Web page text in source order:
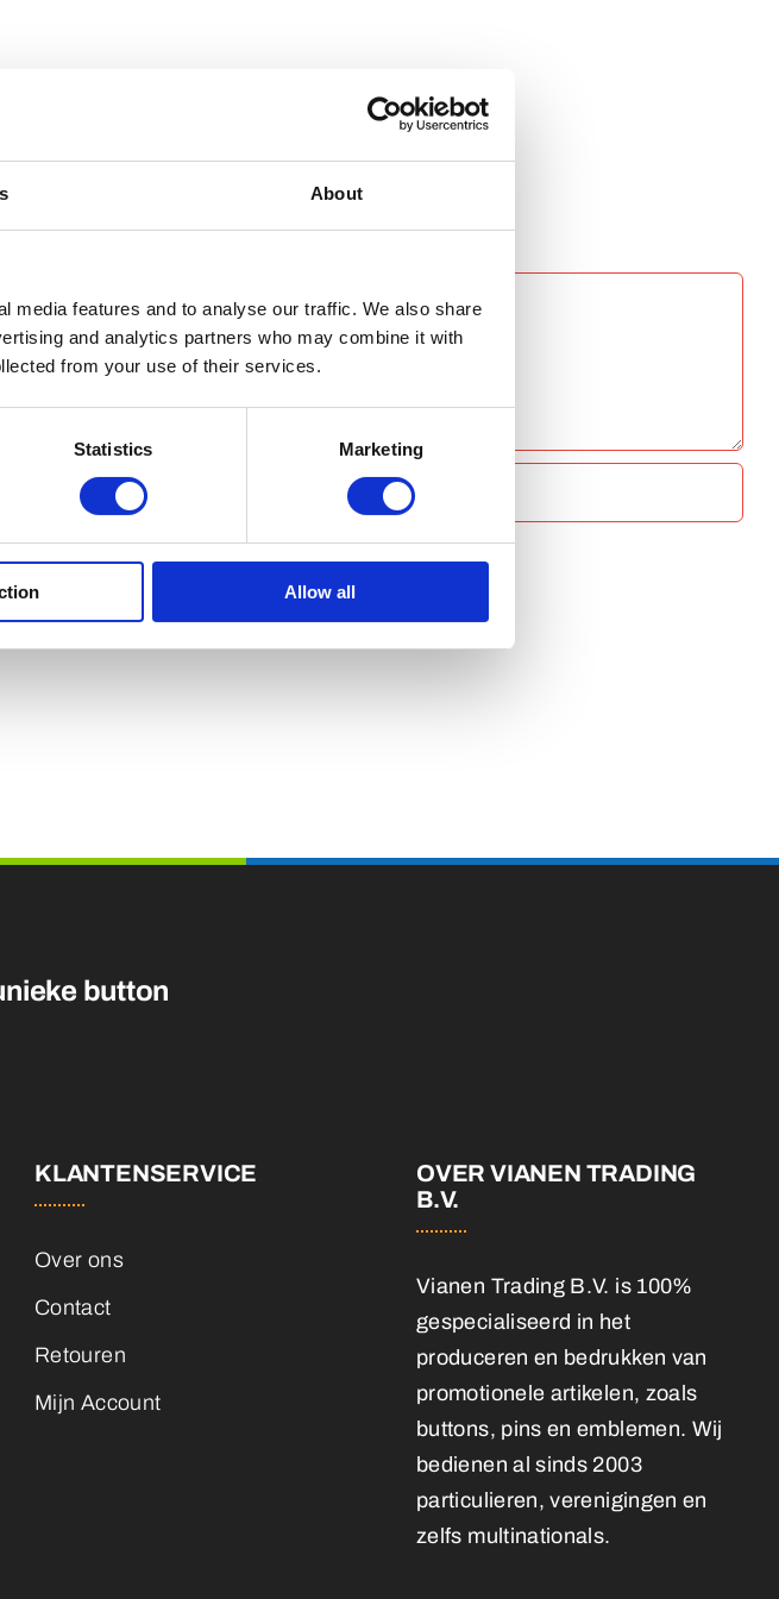
About
media features and to analyse our traffic. We also share
and analytics partners who may combine it with
from your use of their services.
Statistics Marketing
Allow all
dat ik reageer.
KLANTENSERVICE
Over ons
Contact
Retouren
Mijn Account
OVER VIANEN TRADING
B.V.
Vianen Trading B.V. is 100%
gespecialiseerd in het
produceren en bedrukken van
promotionele artikelen, zoals
buttons, pins en emblemen. Wij
bedienen al sinds 2003
particulieren, verenigingen en
zelfs multinationals.